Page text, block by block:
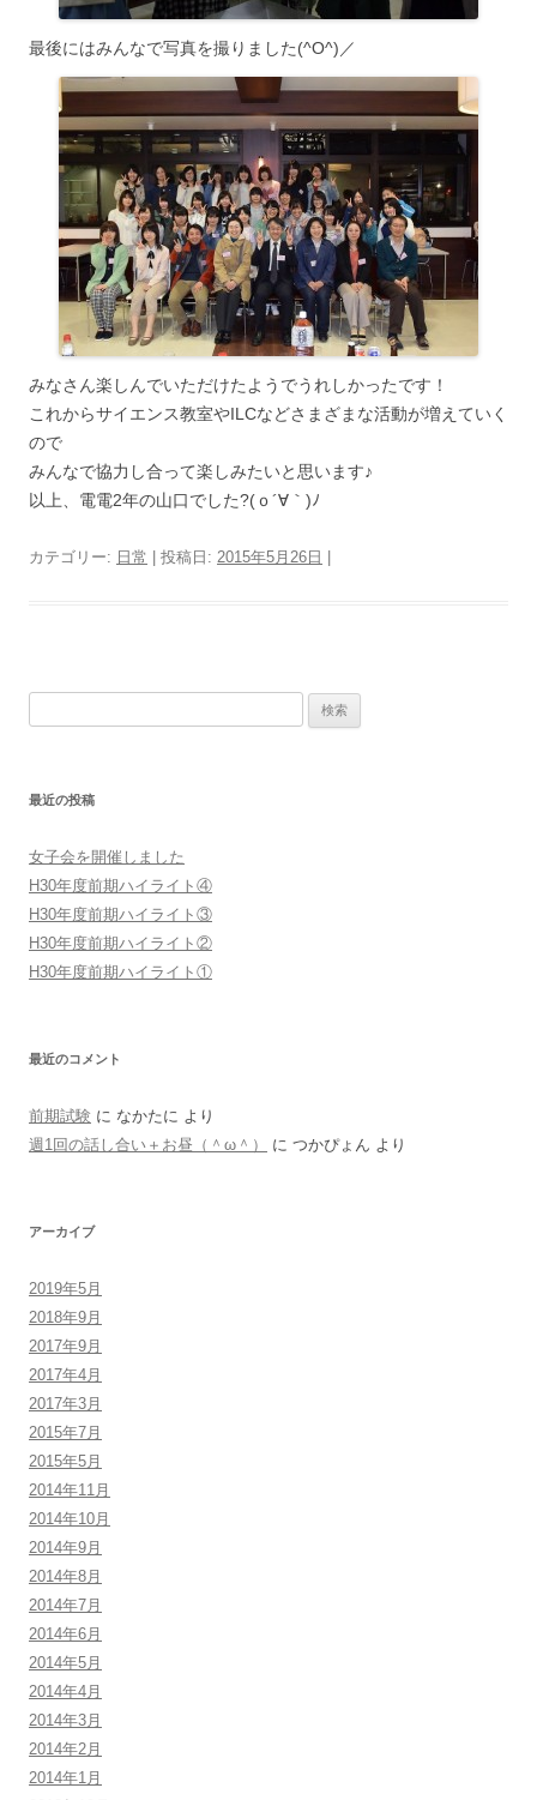
最後にはみんなで写真を撮りました(^O^)／
みなさん楽しんでいただけたようでうれしかったです！
これからサイエンス教室やILCなどさまざまな活動が増えていく
ので
みんなで協力し合って楽しみたいと思います♪
以上、電電2年の山口でした?(ｏ´∀｀)ﾉ
カテゴリー: 日常 | 投稿日: 2015年5月26日
最近の投稿
女子会を開催しました
H30年度前期ハイライト④
H30年度前期ハイライト③
H30年度前期ハイライト②
H30年度前期ハイライト①
最近のコメント
前期試験 に なかたに より
週1回の話し合い＋お昼（＾ω＾）
に つかぴょん より
アーカイブ
2019年5月
2018年9月
2017年9月
2017年4月
2017年3月
2015年7月
2015年5月
2014年11月
2014年10月
2014年9月
2014年8月
2014年7月
2014年6月
2014年5月
2014年4月
2014年3月
2014年2月
2014年1月